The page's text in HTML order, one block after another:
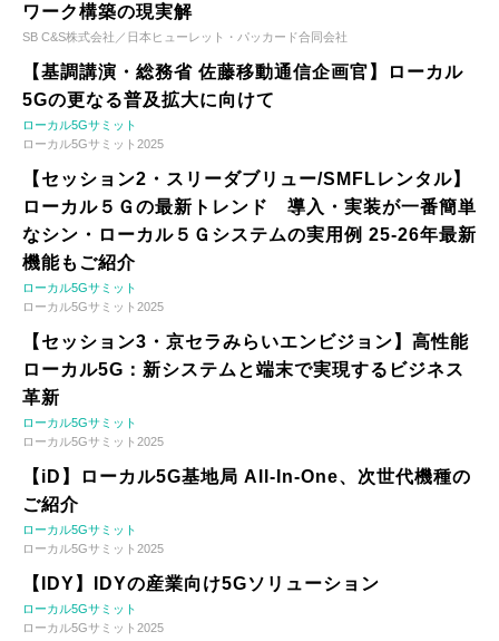
ワーク構築の現実解
SB C&S株式会社／日本ヒューレット・パッカード合同会社
【基調講演・総務省 佐藤移動通信企画官】ローカル
5Gの更なる普及拡大に向けて
ローカル5Gサミット
ローカル5Gサミット2025
【セッション2・スリーダブリュー/SMFLレンタル】
ローカル５Ｇの最新トレンド 導入・実装が一番簡単
なシン・ローカル５Ｇシステムの実用例 25-26年最新
機能もご紹介
ローカル5Gサミット
ローカル5Gサミット2025
【セッション3・京セラみらいエンビジョン】高性能
ローカル5G：新システムと端末で実現するビジネス
革新
ローカル5Gサミット
ローカル5Gサミット2025
【iD】ローカル5G基地局 All-In-One、次世代機種の
ご紹介
ローカル5Gサミット
ローカル5Gサミット2025
【IDY】IDYの産業向け5Gソリューション
ローカル5Gサミット
ローカル5Gサミット2025